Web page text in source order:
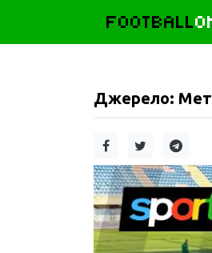
FOOTBALL
Джерело: